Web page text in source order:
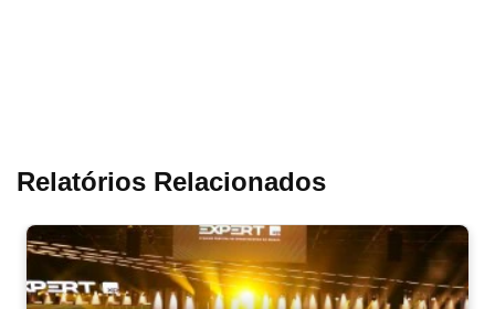
Relatórios Relacionados